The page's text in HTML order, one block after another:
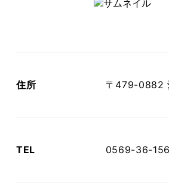
住所 〒479-0882
TEL 0569-36-